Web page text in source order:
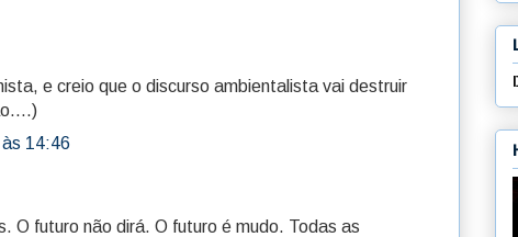
e creio que o discurso ambientalista vai destruir
14:46
O futuro não dirá. O futuro é mudo. Todas as